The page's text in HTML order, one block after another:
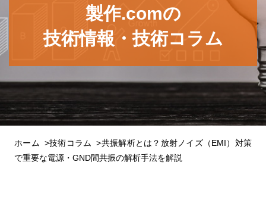
製作.comの
技術情報・技術コラム
ホーム 技術コラム
共振解析とは？放射ノイズ（EMI）対策
で重要な電源・GND間共振の解析手法を解説